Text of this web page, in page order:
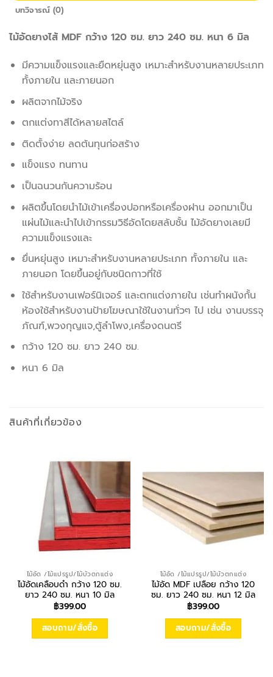
บทวิจารณ์ (0)
ไม้อัดยางไส้ MDF กว้าง 120 ซม. ยาว 240 ซม. หนา 6 มิล
มีความแข็งแรงและยืดหยุ่นสูง เหมาะสำหรับงานหลายประเภท
ทั้งภายใน และภายนอก
ผลิตจากไม้จริง
ตกแต่งทาสีได้หลายสไตล์
ติดตั้งง่าย ลดต้นทุนก่อสร้าง
แข็งแรง ทนทาน
เป็นฉนวนกันความร้อน
ผลิตขึ้นโดยนำไม้เข้าเครื่องปอกหรือเครื่องฝาน ออกมาเป็น
แผ่นไม้และนำไปเข้ากรรมวิธีอัดโดยสลับชั้น ไม้อัดยางเลยมี
ความแข็งแรงและ
ยื่นหยุ่นสูง เหมาะสำหรับงานหลายประเภท ทั้งภายใน และ
ภายนอก โดยขึ้นอยู่กับชนิดกาวที่ใช้
ใช้สำหรับงานเฟอร์นิเจอร์ และตกแต่งภายใน เช่นทำผนังกั้น
ห้องใช้สำหรับงานป้ายโฆษณาใช้ในงานทั่วๆ ไป เช่น งานบรรจุ
ภัณฑ์,พวงกุญแจ,ตู้ลำโพง,เครื่องดนตรี
กว้าง 120 ซม. ยาว 240 ซม.
หนา 6 มิล
สินค้าที่เกี่ยวข้อง
ไม้อัด /ไม้แปรรูป/ไม้บัวตกแต่ง
ไม้อัดเคลือบดำ กว้าง 120 ซม.
ยาว 240 ซม. หนา 10 มิล
฿399.00
สอบถาม/สั่งซื้อ
ไม้อัด /ไม้แปรรูป/ไม้บัวตกแต่ง
ไม้อัด MDF เปลือย กว้าง 120
ซม. ยาว 240 ซม. หนา 12 มิล
฿399.00
สอบถาม/สั่งซื้อ